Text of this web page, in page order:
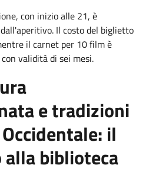
con inizio alle 21, è
dall'aperitivo. Il costo del biglietto
il carnet per 10 film è
validità di sei mesi.
e tradizioni
il
alla biblioteca